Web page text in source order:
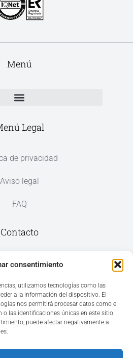
consentimiento
utilizamos tecnologías como las
a la información del dispositivo. El
nos permitirá procesar datos como el
las identificaciones únicas en este sitio.
puede afectar negativamente a
Menú
Legal
de privacidad
Aviso legal
FAQ
Contacto
03187 Los Montesinos,
965 207 262